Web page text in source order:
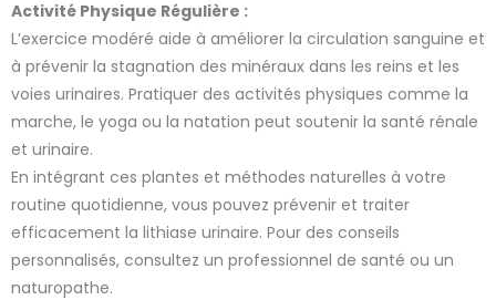
Activité Physique Régulière :
L’exercice modéré aide à améliorer la circulation sanguine et
à prévenir la stagnation des minéraux dans les reins et les
voies urinaires. Pratiquer des activités physiques comme la
marche, le yoga ou la natation peut soutenir la santé rénale
et urinaire.
En intégrant ces plantes et méthodes naturelles à votre
routine quotidienne, vous pouvez prévenir et traiter
efficacement la lithiase urinaire. Pour des conseils
personnalisés, consultez un professionnel de santé ou un
naturopathe.